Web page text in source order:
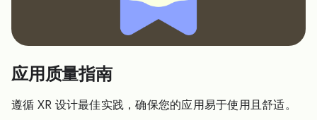
应用质量指南
遵循 XR 设计最佳实践，确保您的应用易于使用且舒适。